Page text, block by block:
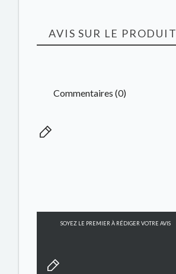
AVIS SUR LE PRODUIT
Commentaires (0)
SOYEZ LE PREMIER À RÉDIGER VOTRE AVIS